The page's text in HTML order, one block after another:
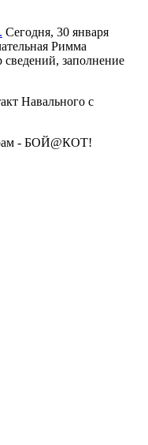
Сегодня, 30 января
Римма
сведений, заполнение
Навального с
- БОЙ@КОТ!